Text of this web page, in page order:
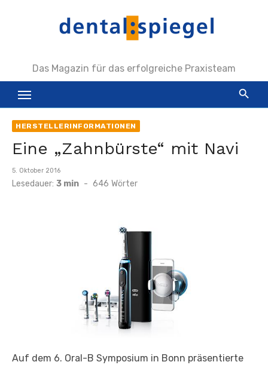
Das Magazin für das erfolgreiche Praxisteam
HERSTELLERINFORMATIONEN
Eine „Zahnbürste“ mit Navi
Veröffentlicht
am
5. Oktober 2016
Lesedauer: 3 min - 646 Wörter
Auf dem 6. Oral-B Symposium in Bonn präsentierte